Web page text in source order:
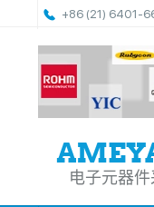
+86 (21) 6401-
电子元器件